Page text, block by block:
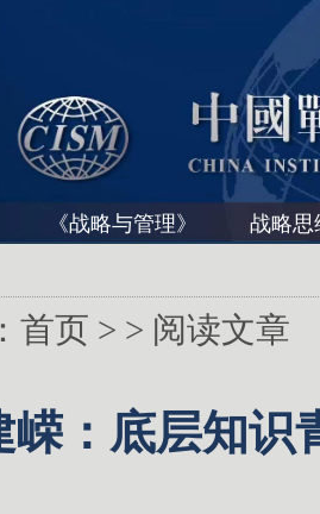
《战略与管理》 战略思
首页 > > 阅读文章
嵘：底层知识